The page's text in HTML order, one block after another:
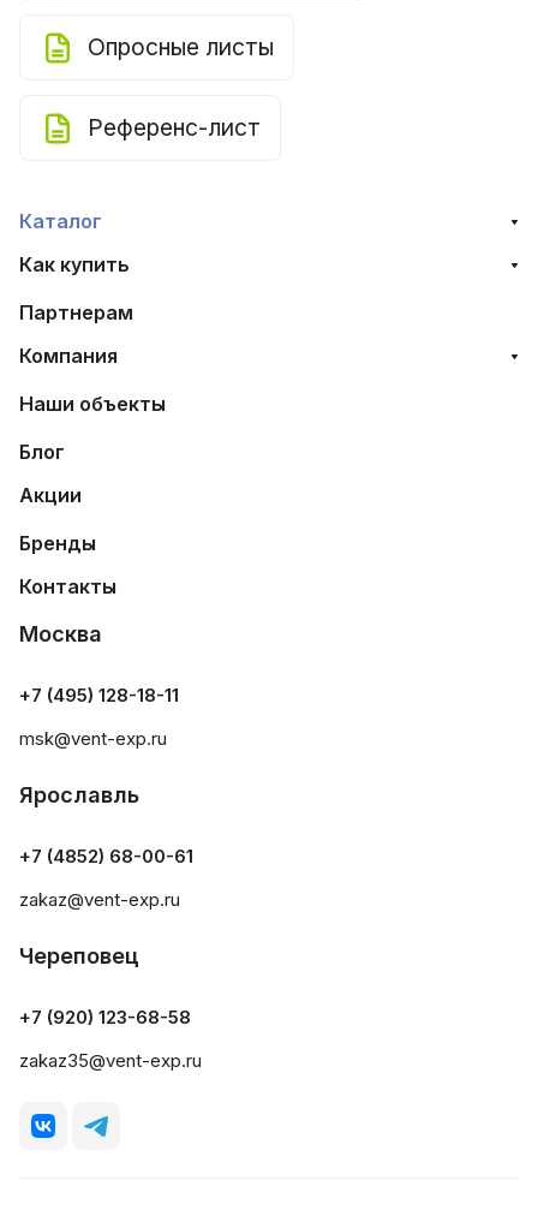
Опросные листы
Референс-лист
Каталог
Как купить
Партнерам
Компания
Наши объекты
Блог
Акции
Бренды
Контакты
Москва
+7 (495) 128-18-11
msk@vent-exp.ru
Ярославль
+7 (4852) 68-00-61
zakaz@vent-exp.ru
Череповец
+7 (920) 123-68-58
zakaz35@vent-exp.ru